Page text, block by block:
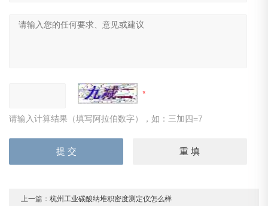
请输入计算结果（填写阿拉伯数字），如：三加四=7
上一篇：杭州工业碳酸纳堆积密度测定仪怎么样